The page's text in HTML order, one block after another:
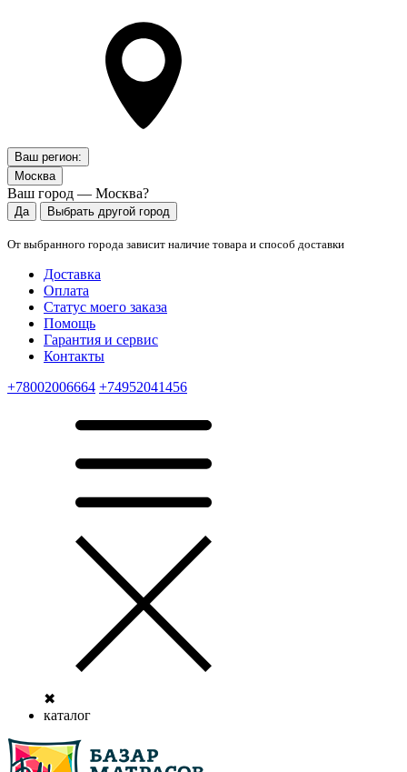
Ваш регион:
Москва
Ваш город — Москва?
Да Выбрать другой город
От выбранного города зависит наличие товара и способ доставки
Доставка
Оплата
Статус моего заказа
Помощь
Гарантия и сервис
Контакты
+78002006664 +74952041456
✖
каталог